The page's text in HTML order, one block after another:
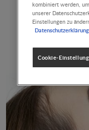
kombiniert werden,
unserer
Einstellungen zu
Datenschutzerklärung
Cookie-